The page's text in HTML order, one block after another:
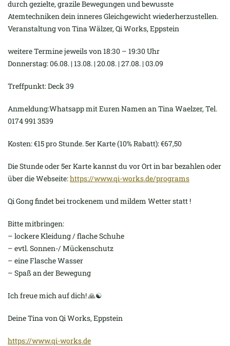
durch gezielte, grazile Bewegungen und bewusste
Atemtechniken dein inneres Gleichgewicht wiederherzustellen.
Veranstaltung von Tina Wälzer, Qi Works, Eppstein
weitere Termine jeweils von 18:30 – 19:30 Uhr
Donnerstag: 06.08. | 13.08. | 20.08. | 27.08. | 03.09
Treffpunkt: Deck 39
Anmeldung:Whatsapp mit Euren Namen an Tina Waelzer, Tel.
0174 991 3539
Kosten: €15 pro Stunde. 5er Karte (10% Rabatt): €67,50
Die Stunde oder 5er Karte kannst du vor Ort in bar bezahlen oder
über die Webseite:https://www.qi-works.de/programs
Qi Gong findet bei trockenem und mildem Wetter statt !
Bitte mitbringen:
– lockere Kleidung / flache Schuhe
– evtl. Sonnen-/ Mückenschutz
– eine Flasche Wasser
– Spaß an der Bewegung
Ich freue mich auf dich! 🙏☯️
Deine Tina von Qi Works, Eppstein
https://www.qi-works.de